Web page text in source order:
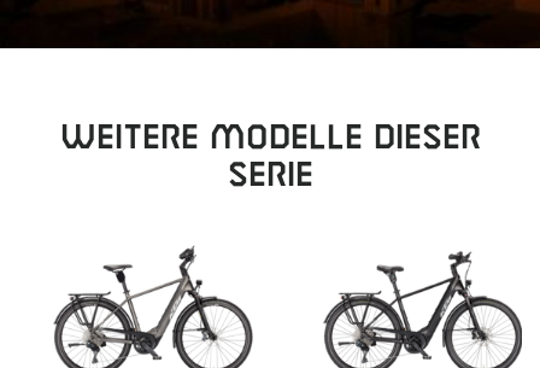
Weitere Modelle dieser
Serie